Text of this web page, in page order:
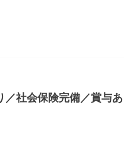
／社会保険完備／賞与